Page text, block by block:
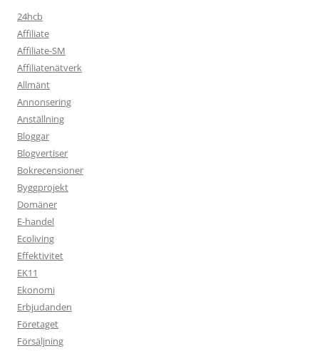
24hcb
Affiliate
Affiliate-SM
Affiliatenätverk
Allmänt
Annonsering
Anställning
Bloggar
Blogvertiser
Bokrecensioner
Byggprojekt
Domäner
E-handel
Ecoliving
Effektivitet
EK11
Ekonomi
Erbjudanden
Företaget
Försäljning